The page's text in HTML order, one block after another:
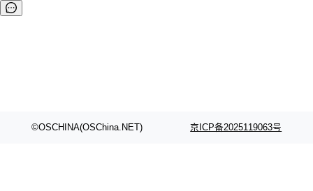
©OSCHINA(OSChina.NET) 京ICP备2025119063号